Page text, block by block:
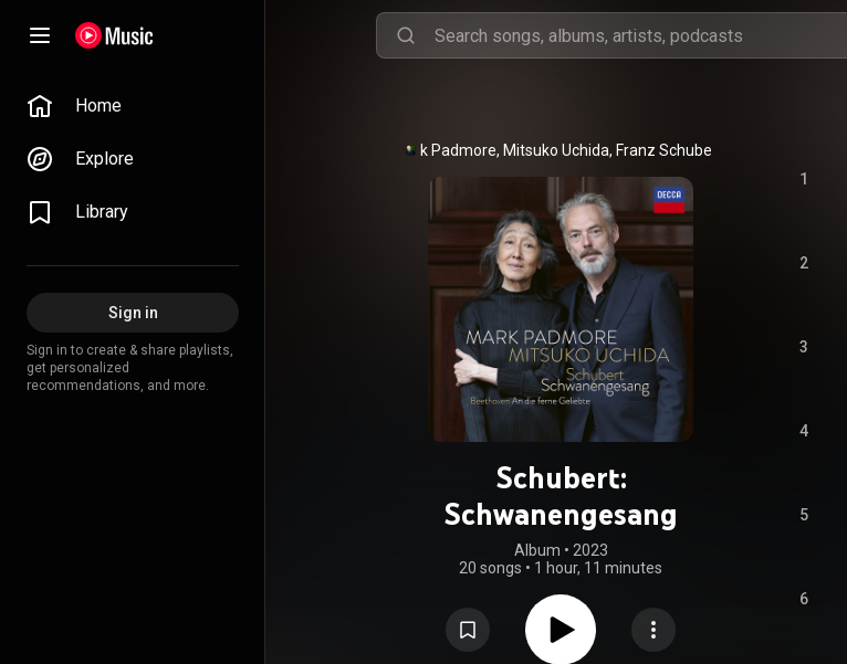
Home
Explore
Library
Sign in
Sign in to create & share playlists,
get personalized
recommendations, and more.
Mark Padmore, Mitsuko Uchida, Franz Schubert
Schubert:
Schwanengesang
Album • 2023
20 songs • 1 hour, 11 minutes
1
2
3
4
5
6